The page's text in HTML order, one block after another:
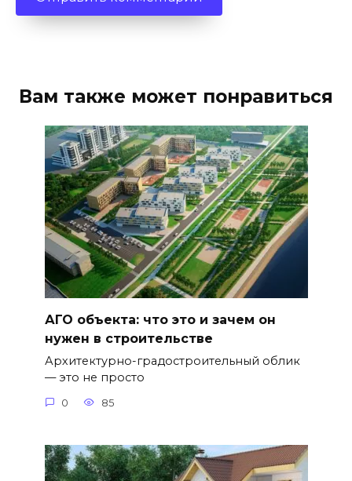
Вам также может понравиться
АГО объекта: что это и зачем он
нужен в строительстве
Архитектурно-градостроительный облик
— это не просто
0 85